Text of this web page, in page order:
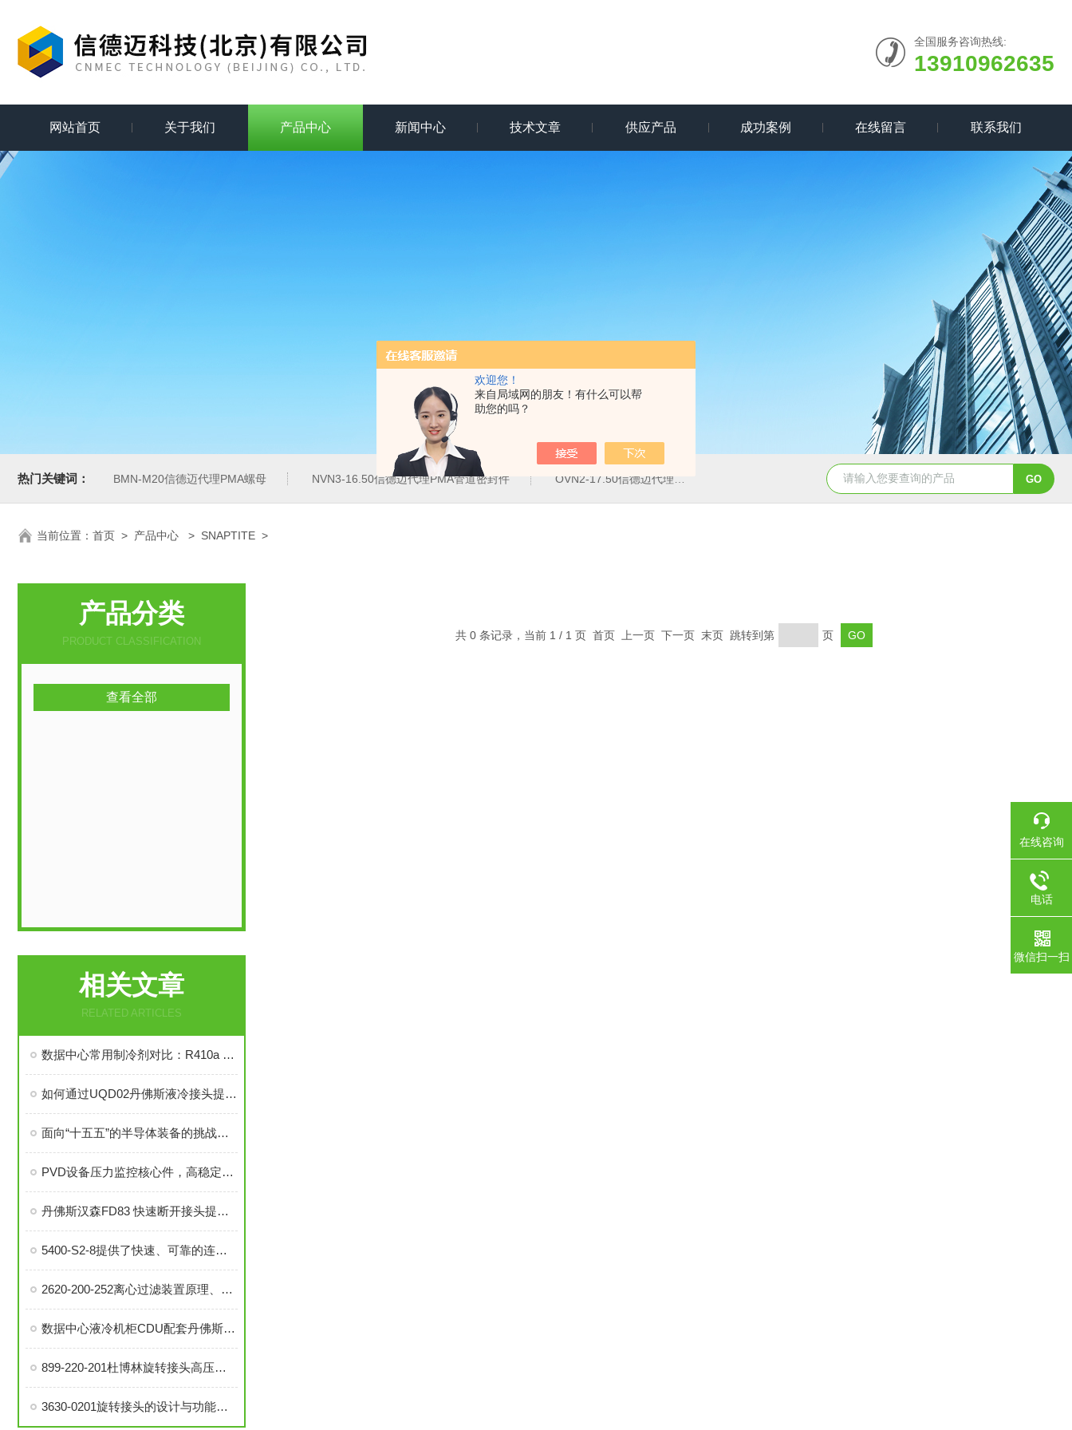
欢迎您！
来自局域网的朋友！有什么可以帮
助您的吗？
全国服务咨询热线:
13910962635
网站首页 关于我们 产品中心 新闻中心 技术文章 供应产品 成功案例 在线留言 联系我们
热门关键词： BMN-M20信德迈代理PMA螺母 NVN3-16.50信德迈代理PMA管道密封件 OVN2-17.50信德迈代理PMA导管夹 5347信德迈代理Parker 45度绝缘防水接头 5353信
当前位置： 首页 > 产品中心 > SNAPTITE >
产品分类
PRODUCT CLASSIFICATION
查看全部
相关文章
RELATED ARTICLES
数据中心常用制冷剂对比：R410a VS R134a
如何通过UQD02丹佛斯液冷接头提升冷却系统的耐用性？
面向“十五五”的半导体装备的挑战与机遇
PVD设备压力监控核心件，高稳定性压力开关现货秒发
丹佛斯汉森FD83 快速断开接头提高了数据中心液冷应用的效率
5400-S2-8提供了快速、可靠的连接方式
2620-200-252离心过滤装置原理、构造和使用方法说明
数据中心液冷机柜CDU配套丹佛斯MBS 4000高性能高精度压力传感器
899-220-201杜博林旋转接头高压液压接头的安装、调试与维护技巧
3630-0201旋转接头的设计与功能解析
共 0 条记录，当前 1 / 1 页 首页 上一页 下一页 末页 跳转到第 页
在线咨询
电话
微信扫一扫